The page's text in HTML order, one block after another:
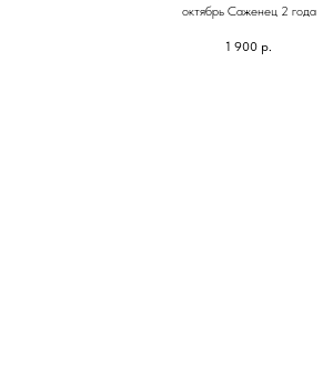
октябрь Саженец 2 года
1 900 р.